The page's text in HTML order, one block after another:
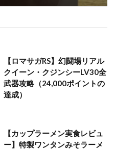
【ロマサガRS】幻闘場リアル
クイーン・クジンシーLV30全
武器攻略（24,000ポイントの
達成）
【カップラーメン実食レビュ
ー】特製ワンタンみそラーメ